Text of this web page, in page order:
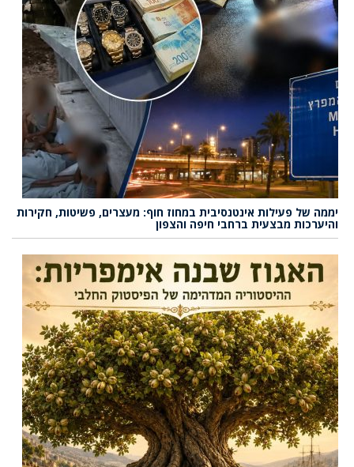
יממה של פעילות אינטנסיבית במחוז חוף: מעצרים, פשיטות, חקירות
והיערכות מבצעית ברחבי חיפה והצפון